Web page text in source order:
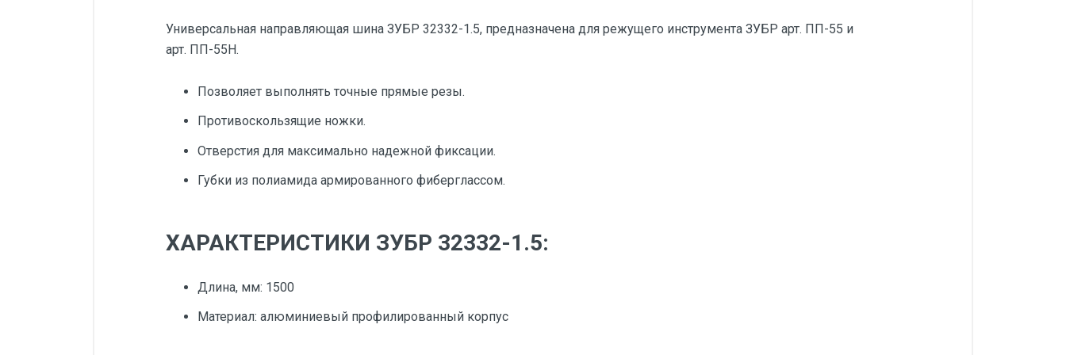
Универсальная направляющая шина ЗУБР 32332-1.5, предназначена для режущего инструмента ЗУБР арт. ПП-55 и
арт. ПП-55Н.
Позволяет выполнять точные прямые резы.
Противоскользящие ножки.
Отверстия для максимально надежной фиксации.
Губки из полиамида армированного фиберглассом.
ХАРАКТЕРИСТИКИ ЗУБР 32332-1.5:
Длина, мм: 1500
Материал: алюминиевый профилированный корпус